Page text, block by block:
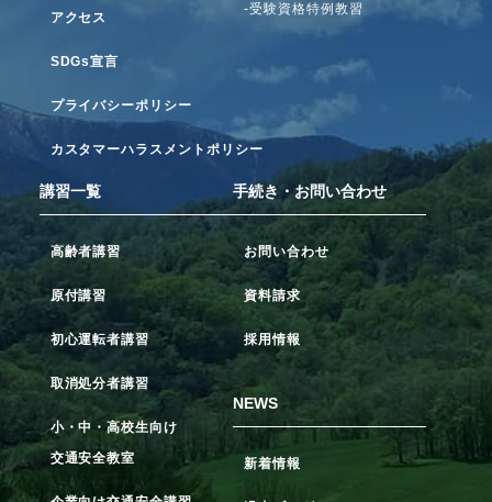
アクセス
SDGs宣言
プライバシーポリシー
カスタマーハラスメントポリシー
-受験資格特例教習
講習一覧
高齢者講習
原付講習
初心運転者講習
取消処分者講習
小・中・高校生向け
交通安全教室
手続き・お問い合わせ
お問い合わせ
資料請求
採用情報
NEWS
新着情報